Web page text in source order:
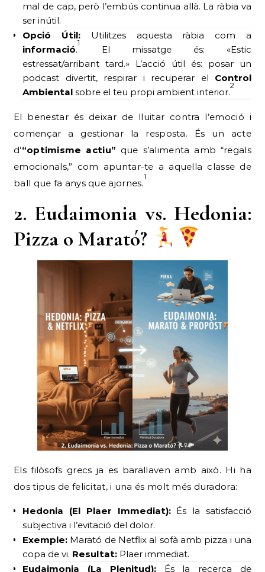
mal de cap, però l’embús continua allà. La ràbia va
ser inútil.
Opció Útil:Utilitzes aquesta ràbia com a
informació.
1
El missatge és: «Estic
estressat/arribant tard.» L’acció útil és: posar un
podcast divertit, respirar i recuperar el Control
Ambiental sobre el teu propi ambient interior.
2
El benestar és deixar de lluitar contra l’emoció i
començar a gestionar la resposta. És un acte
d’“optimisme actiu” que s’alimenta amb “regals
emocionals,” com apuntar-te a aquella classe de
ball que fa anys que ajornes.
1
2. Eudaimonia vs. Hedonia:
Pizza o Marató?
Els filòsofs grecs ja es barallaven amb això. Hi ha
dos tipus de felicitat, i una és molt més duradora:
Hedonia (El Plaer Immediat):És la satisfacció
subjectiva i l’evitació del dolor.
Exemple: Marató de Netflix al sofà amb pizza i una
copa de vi. Resultat: Plaer immediat.
Eudaimonia (La Plenitud):És la recerca de